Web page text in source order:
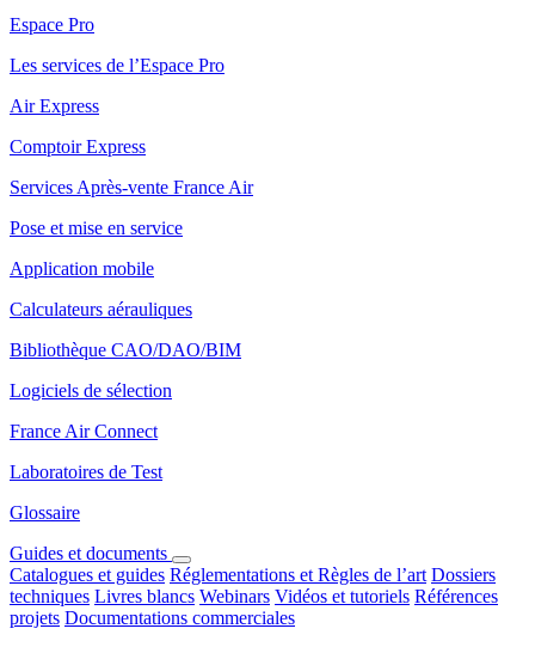
Espace Pro
Les services de l’Espace Pro
Air Express
Comptoir Express
Services Après-vente France Air
Pose et mise en service
Application mobile
Calculateurs aérauliques
Bibliothèque CAO/DAO/BIM
Logiciels de sélection
France Air Connect
Laboratoires de Test
Glossaire
Guides et documents
Catalogues et guides Réglementations et Règles de l’art Dossiers
techniques Livres blancs Webinars Vidéos et tutoriels Références
projets Documentations commerciales